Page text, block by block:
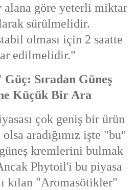
alana göre yeterli miktar
sürülmelidir.
olması için 2 saatte
edilmelidir."
Sıradan Güneş
Küçük Bir Ara
çok geniş bir ürün
aradığımız işte "bu"
kremlerini bulmak
Phytoil'i bu piyasa
kılan "Aromasötikler"